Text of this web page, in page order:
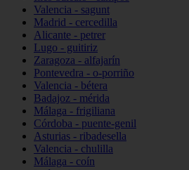
Valencia - sagunt
Madrid - cercedilla
Alicante - petrer
Lugo - guitiriz
Zaragoza - alfajarín
Pontevedra - o-porriño
Valencia - bétera
Badajoz - mérida
Málaga - frigiliana
Córdoba - puente-genil
Asturias - ribadesella
Valencia - chulilla
Málaga - coín